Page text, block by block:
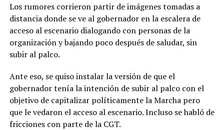
Los rumores corrieron partir de imágenes tomadas a
distancia donde se ve al gobernador en la escalera de
acceso al escenario dialogando con personas de la
organización y bajando poco después de saludar, sin
subir al palco.
Ante eso, se quiso instalar la versión de que el
gobernador tenía la intención de subir al palco con el
objetivo de capitalizar políticamente la Marcha pero
que le vedaron el acceso al escenario. Incluso se habló de
fricciones con parte de la CGT.